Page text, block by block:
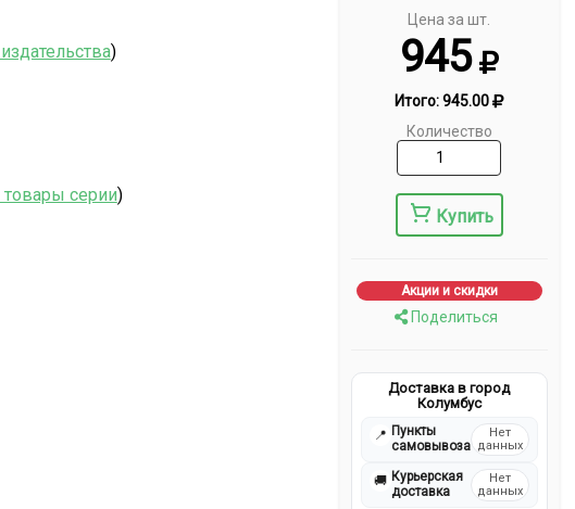
Цена за шт.
945
Итого:945.00
Количество
Купить
Акции и скидки
Поделиться
Доставка в город
Колумбус
📍 Пункты
самовывоза
Нет
данных
🚚 Курьерская
доставка
Нет
данных
)
товары серии)